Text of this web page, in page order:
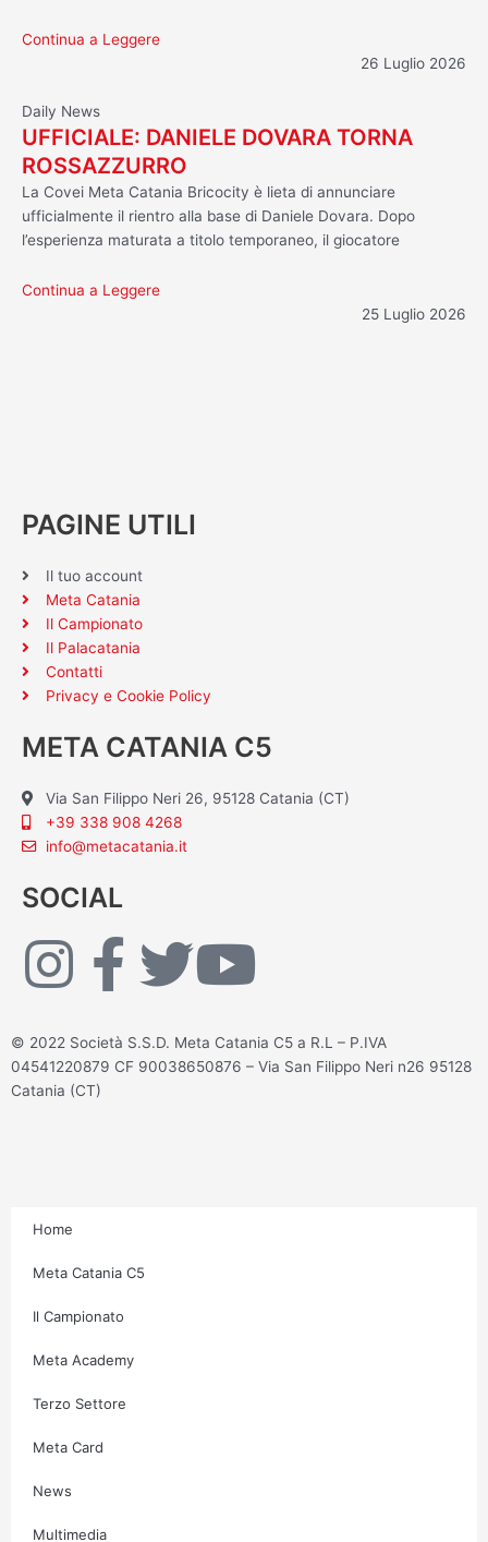
Continua a Leggere
26 Luglio 2026
Daily News
UFFICIALE: DANIELE DOVARA TORNA
ROSSAZZURRO
La Covei Meta Catania Bricocity è lieta di annunciare
ufficialmente il rientro alla base di Daniele Dovara. Dopo
l’esperienza maturata a titolo temporaneo, il giocatore
Continua a Leggere
25 Luglio 2026
PAGINE UTILI
Il tuo account
Meta Catania
Il Campionato
Il Palacatania
Contatti
Privacy e Cookie Policy
META CATANIA C5
Via San Filippo Neri 26, 95128 Catania (CT)
+39 338 908 4268
info@metacatania.it
SOCIAL
I
s
g
r
a
m
F
a
c
o
k
-
T
i
Y
u
© 2022 Società S.S.D. Meta Catania C5 a R.L – P.IVA
04541220879 CF 90038650876 – Via San Filippo Neri n26 95128
Catania (CT)
Home
Meta Catania C5
Il Campionato
Meta Academy
Terzo Settore
Meta Card
News
Multimedia